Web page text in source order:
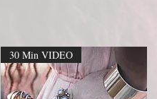
30 Min VIDEO